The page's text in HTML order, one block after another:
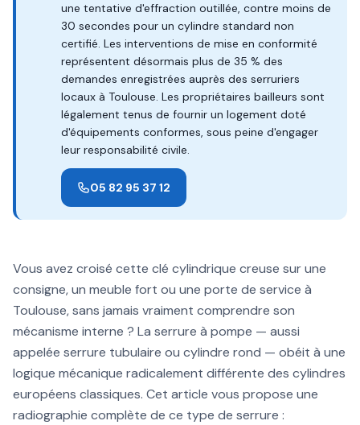
une tentative d'effraction outillée, contre moins de
30 secondes pour un cylindre standard non
certifié. Les interventions de mise en conformité
représentent désormais plus de 35 % des
demandes enregistrées auprès des serruriers
locaux à Toulouse. Les propriétaires bailleurs sont
légalement tenus de fournir un logement doté
d'équipements conformes, sous peine d'engager
leur responsabilité civile.
05 82 95 37 12
Vous avez croisé cette clé cylindrique creuse sur une
consigne, un meuble fort ou une porte de service à
Toulouse, sans jamais vraiment comprendre son
mécanisme interne ? La serrure à pompe — aussi
appelée serrure tubulaire ou cylindre rond — obéit à une
logique mécanique radicalement différente des cylindres
européens classiques. Cet article vous propose une
radiographie complète de ce type de serrure :